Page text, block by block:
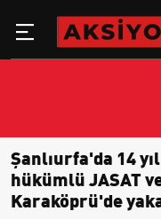
Şanlıurfa'da 14
hükümlü JASAT
Karaköprü'de